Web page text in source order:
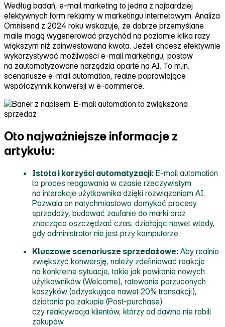
Według badań, e‑mail marketing to jedna z najbardziej
efektywnych form reklamy w marketingu internetowym. Analiza
Omnisend z 2024 roku wskazuje, że dobrze przemyślane
maile mogą wygenerować przychód na poziomie kilka razy
większym niż zainwestowana kwota. Jeżeli chcesz efektywnie
wykorzystywać możliwości e‑mail marketingu, postaw
na zautomatyzowane narzędzia oparte na AI. To m.in.
scenariusze e‑mail automation, realne poprawiające
współczynnik konwersji w e‑commerce.
Oto najważniejsze informacje z
artykułu:
Istota i korzyści automatyzacji: E‑mail automation
to proces reagowania w czasie rzeczywistym
na interakcje użytkownika dzięki rozwiązaniom AI.
Pozwala on natychmiastowo domykać procesy
sprzedaży, budować zaufanie do marki oraz
znacząco oszczędzać czas, działając nawet wtedy,
gdy administrator nie jest przy komputerze.
Kluczowe scenariusze sprzedażowe: Aby realnie
zwiększyć konwersję, należy zdefiniować reakcje
na konkretne sytuacje, takie jak powitanie nowych
użytkowników (Welcome), ratowanie porzuconych
koszyków (odzyskujące nawet 20% transakcji),
działania po zakupie (Post‑purchase)
czy reaktywacja klientów, którzy od dawna nie robili
zakupów.